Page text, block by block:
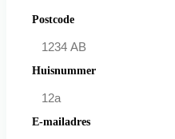
Postcode
Huisnummer
E-mailadres